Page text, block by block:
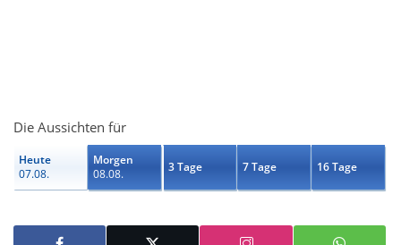
Die Aussichten für
Heute
07.08.
Morgen
08.08.
3 Tage 7 Tage 16 Tage